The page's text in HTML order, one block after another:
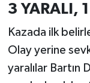
3 YARALI,
Kazada ilk
Olay yerine
yaralılar Bartın